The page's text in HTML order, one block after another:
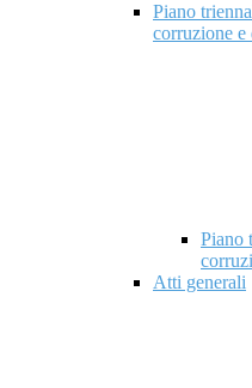
Piano
corruzione e
Piano
Atti generali